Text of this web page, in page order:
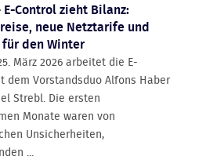
E-Control zieht Bilanz:
neue Netztarife und
den Winter
März 2026 arbeitet die E-
dem Vorstandsduo Alfons Haber
Strebl. Die ersten
Monate waren von
Unsicherheiten,
...